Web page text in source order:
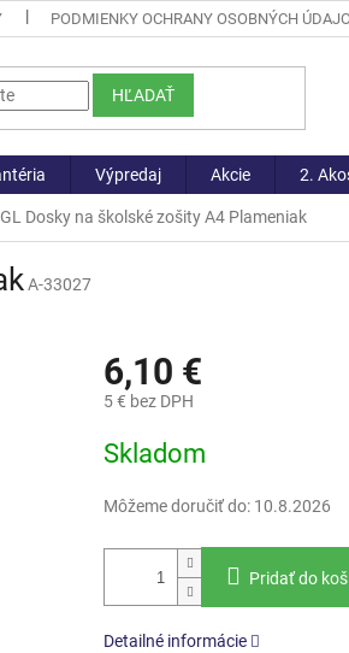
PODMIENKY OCHRANY OSOBNÝCH
HĽADAŤ
Výpredaj Akcie 2.
Dosky na školské zošity A4 Plameniak
A-33027
6,10 €
5 € bez DPH
cena:
Skladom
Môžeme doručiť do: 10.8.2026
Pridať do
Detailné informácie